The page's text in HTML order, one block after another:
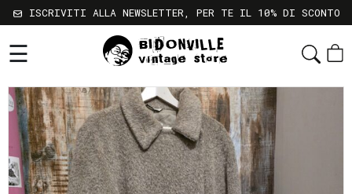
Shop
Chi
Siamo
Sostenibilità
Servizi
Contatti
ISCRIVITI ALLA NEWSLETTER, PER TE IL 10% DI SCONTO
☰